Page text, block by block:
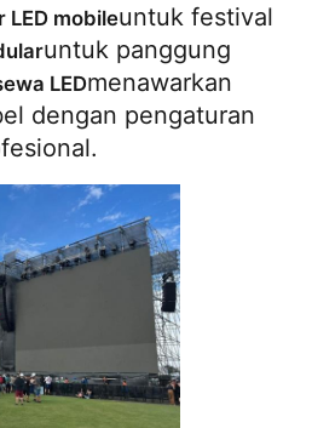
LED mobileuntuk festival
untuk panggung
LEDmenawarkan
dengan pengaturan